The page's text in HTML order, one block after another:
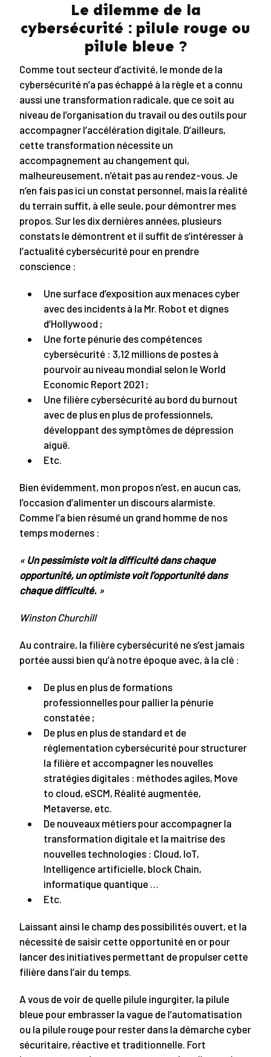
Le dilemme de la
cybersécurité : pilule rouge ou
pilule bleue ?
Comme tout secteur d’activité, le monde de la
cybersécurité n’a pas échappé à la règle et a connu
aussi une transformation radicale, que ce soit au
niveau de l’organisation du travail ou des outils pour
accompagner l’accélération digitale. D’ailleurs,
cette transformation nécessite un
accompagnement au changement qui,
malheureusement, n’était pas au rendez-vous. Je
n’en fais pas ici un constat personnel, mais la réalité
du terrain suffit, à elle seule, pour démontrer mes
propos. Sur les dix dernières années, plusieurs
constats le démontrent et il suffit de s’intéresser à
l’actualité cybersécurité pour en prendre
conscience :
Une surface d’exposition aux menaces cyber
avec des incidents à la Mr. Robot et dignes
d’Hollywood ;
Une forte pénurie des compétences
cybersécurité : 3,12 millions de postes à
pourvoir au niveau mondial selon le World
Economic Report 2021 ;
Une filière cybersécurité au bord du burnout
avec de plus en plus de professionnels,
développant des symptômes de dépression
aiguë.
Etc.
Bien évidemment, mon propos n’est, en aucun cas,
l’occasion d’alimenter un discours alarmiste.
Comme l’a bien résumé un grand homme de nos
temps modernes :
« Un pessimiste voit la difficulté dans chaque
opportunité, un optimiste voit l’opportunité dans
chaque difficulté. »
Winston Churchill
Au contraire, la filière cybersécurité ne s’est jamais
portée aussi bien qu’à notre époque avec, à la clé :
De plus en plus de formations
professionnelles pour pallier la pénurie
constatée ;
De plus en plus de standard et de
réglementation cybersécurité pour structurer
la filière et accompagner les nouvelles
stratégies digitales : méthodes agiles, Move
to cloud, eSCM, Réalité augmentée,
Metaverse, etc.
De nouveaux métiers pour accompagner la
transformation digitale et la maitrise des
nouvelles technologies : Cloud, IoT,
Intelligence artificielle, block Chain,
informatique quantique …
Etc.
Laissant ainsi le champ des possibilités ouvert, et la
nécessité de saisir cette opportunité en or pour
lancer des initiatives permettant de propulser cette
filière dans l’air du temps.
A vous de voir de quelle pilule ingurgiter, la pilule
bleue pour embrasser la vague de l’automatisation
ou la pilule rouge pour rester dans la démarche cyber
sécuritaire, réactive et traditionnelle. Fort